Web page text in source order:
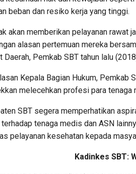
beban dan resiko kerja yang tinggi.
akan memberikan pelayanan rawat
alasan pertemuan mereka
Pemkab SBT tahun lalu
Kepala Bagian Hukum, Pemkab
melecehkan profesi para tenaga
SBT segera memperhatikan
tenaga medis dan ASN
pelayanan kesehatan kepada
Kadinkes SBT: